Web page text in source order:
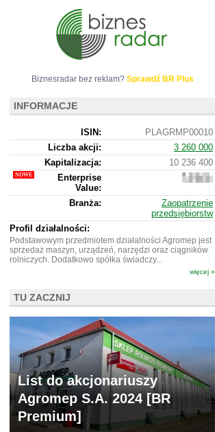
Biznesradar bez reklam? Sprawdź BR Plus
INFORMACJE
ISIN:
PLAGRMP00010
Liczba akcji:
3 260 000
Kapitalizacja:
10 236 400
Enterprise
Value:
400
Branża:
Zaopatrzenie
przedsiębiorstw
Profil działalności:
Podstawowym przedmiotem działalności Agromep jest
sprzedaż maszyn, urządzeń, narzędzi oraz ciągników
rolniczych. Dodatkowo spółka świadczy...
więcej »
TU ZACZNIJ
List do akcjonariuszy
Agromep S.A. 2024 [BR
Premium]